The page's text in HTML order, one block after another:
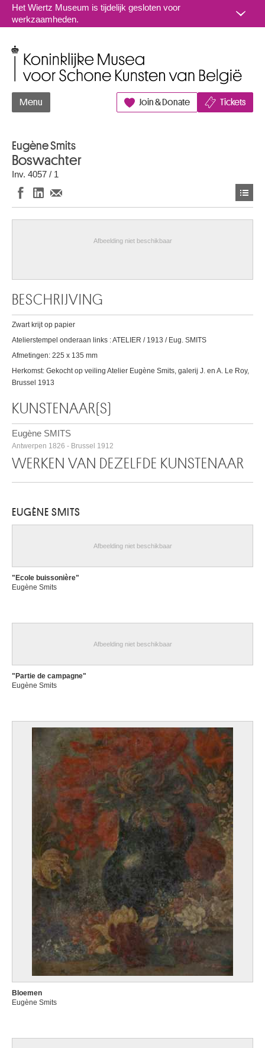
Naar inhoud
Het Wiertz Museum is tijdelijk gesloten voor
werkzaamheden.
Menu Join & Donate Tickets
Eugène Smits
Boswachter
Inv. 4057 / 1
Afbeelding niet beschikbaar
BESCHRIJVING
Zwart krijt op papier
Atelierstempel onderaan links : ATELIER / 1913 / Eug. SMITS
Afmetingen: 225 x 135 mm
Herkomst: Gekocht op veiling Atelier Eugène Smits, galerij J. en A. Le Roy,
Brussel 1913
KUNSTENAAR(S)
Eugène SMITS
Antwerpen 1826 - Brussel 1912
WERKEN VAN DEZELFDE KUNSTENAAR
EUGÈNE SMITS
Afbeelding niet beschikbaar
"Ecole buissonière"
Eugène Smits
Afbeelding niet beschikbaar
"Partie de campagne"
Eugène Smits
Bloemen
Eugène Smits